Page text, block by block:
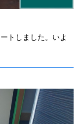
トしました。いよ